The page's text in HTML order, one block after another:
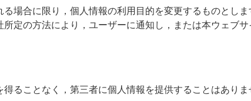
場合に限り，個人情報の利用目的を変更するものとしま
定の方法により，ユーザーに通知し，または本ウェブ
ることなく，第三者に個人情報を提供することはあり